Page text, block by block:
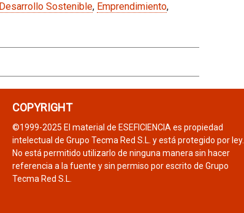
Desarrollo Sostenible, Emprendimiento,
COPYRIGHT
©1999-2025 El material de ESEFICIENCIA es propiedad
intelectual de Grupo Tecma Red S.L. y está protegido por ley.
No está permitido utilizarlo de ninguna manera sin hacer
referencia a la fuente y sin permiso por escrito de Grupo
Tecma Red S.L.